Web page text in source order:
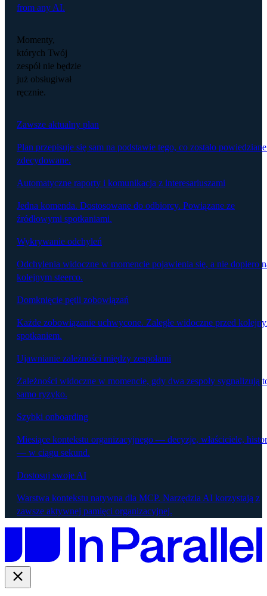
from any AI.
Momenty,
których Twój
zespół nie będzie
już obsługiwał
ręcznie.
Zawsze aktualny plan
Plan przepisuje się sam na podstawie tego, co zostało
zdecydowane.
Automatyczne raporty i komunikacja z interesariuszami
Jedna komenda. Dostosowane do odbiorcy. Powiązane ze
źródłowymi spotkaniami.
Wykrywanie odchyleń
Odchylenia widoczne w momencie pojawienia się, a nie dopiero
kolejnym steerco.
Domknięcie pętli zobowiązań
Każde zobowiązanie uchwycone. Zaległe widoczne przed
spotkaniem.
Ujawnianie zależności między zespołami
Zależności widoczne w momencie, gdy dwa zespoły sygnalizują
samo ryzyko.
Szybki onboarding
Miesiące kontekstu organizacyjnego — decyzje, właściciele,
— w ciągu sekund.
Dostosuj swoje AI
Warstwa kontekstu natywna dla MCP. Narzędzia AI korzystają z
zawsze aktywnej pamięci organizacyjnej.